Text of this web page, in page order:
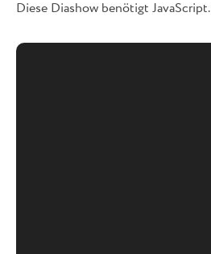
Diese Diashow benötigt JavaScript.